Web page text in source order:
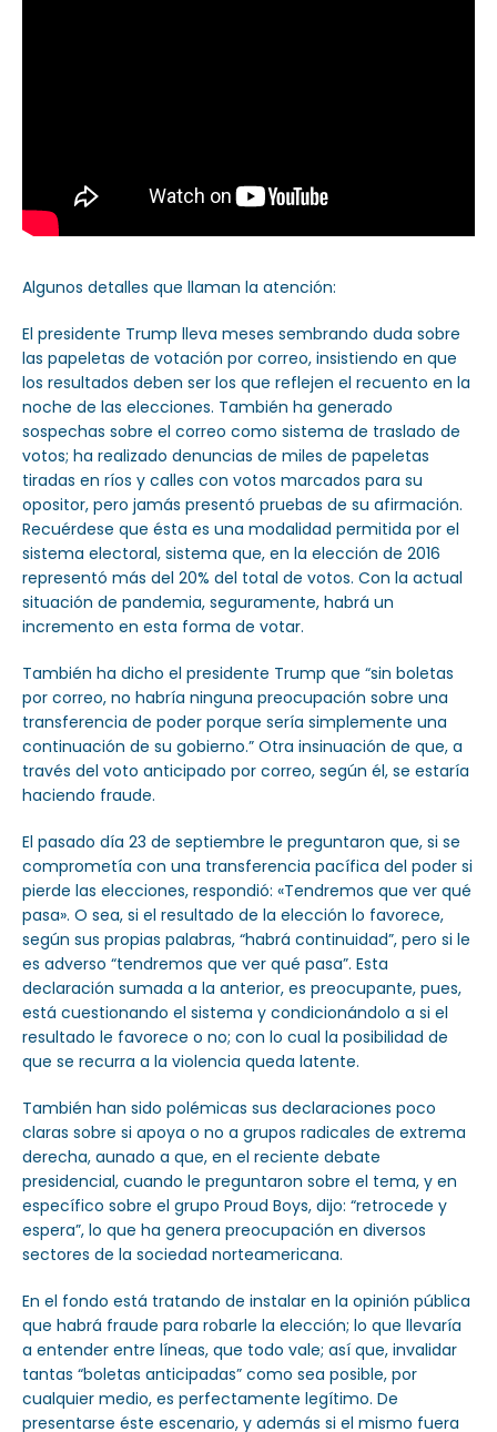
Algunos detalles que llaman la atención:
El presidente Trump lleva meses sembrando duda sobre
las papeletas de votación por correo, insistiendo en que
los resultados deben ser los que reflejen el recuento en la
noche de las elecciones. También ha generado
sospechas sobre el correo como sistema de traslado de
votos; ha realizado denuncias de miles de papeletas
tiradas en ríos y calles con votos marcados para su
opositor, pero jamás presentó pruebas de su afirmación.
Recuérdese que ésta es una modalidad permitida por el
sistema electoral, sistema que, en la elección de 2016
representó más del 20% del total de votos. Con la actual
situación de pandemia, seguramente, habrá un
incremento en esta forma de votar.
También ha dicho el presidente Trump que “sin boletas
por correo, no habría ninguna preocupación sobre una
transferencia de poder porque sería simplemente una
continuación de su gobierno.” Otra insinuación de que, a
través del voto anticipado por correo, según él, se estaría
haciendo fraude.
El pasado día 23 de septiembre le preguntaron que, si se
comprometía con una transferencia pacífica del poder si
pierde las elecciones, respondió: «Tendremos que ver qué
pasa». O sea, si el resultado de la elección lo favorece,
según sus propias palabras, “habrá continuidad”, pero si le
es adverso “tendremos que ver qué pasa”. Esta
declaración sumada a la anterior, es preocupante, pues,
está cuestionando el sistema y condicionándolo a si el
resultado le favorece o no; con lo cual la posibilidad de
que se recurra a la violencia queda latente.
También han sido polémicas sus declaraciones poco
claras sobre si apoya o no a grupos radicales de extrema
derecha, aunado a que, en el reciente debate
presidencial, cuando le preguntaron sobre el tema, y en
específico sobre el grupo Proud Boys, dijo: “retrocede y
espera”, lo que ha genera preocupación en diversos
sectores de la sociedad norteamericana.
En el fondo está tratando de instalar en la opinión pública
que habrá fraude para robarle la elección; lo que llevaría
a entender entre líneas, que todo vale; así que, invalidar
tantas “boletas anticipadas” como sea posible, por
cualquier medio, es perfectamente legítimo. De
presentarse éste escenario, y además si el mismo fuera